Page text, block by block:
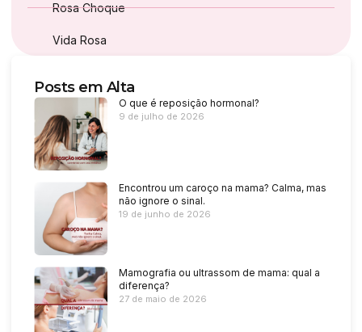
Rosa Choque
Vida Rosa
Posts em Alta
O que é reposição hormonal?
9 de julho de 2026
Encontrou um caroço na mama? Calma, mas
não ignore o sinal.
19 de junho de 2026
Mamografia ou ultrassom de mama: qual a
diferença?
27 de maio de 2026